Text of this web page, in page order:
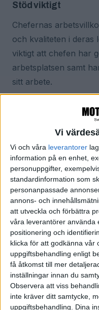
Vi
Vi och våra leverantorer
information på en enhet,
personuppgifter,
standardinformation som
personanpassade
annons- och
att utveckla och förbättra
våra leverantörer använda
positionering och
klicka för att godkänna vår
uppgiftsbehandling enligt
få åtkomst till mer
inställningar innan du
Observera att viss
inte kräver ditt samtycke,
uppgiftsbehandling. Dina
Stöd viktigt
Chefernas
och kvaliteten i deras
viktigt att chefen har
arbetsplatsen samt
sitt arbete.
Daniel Lundqvist
ett sätt att hjälpa
och personliga
kan då behövas en
stödperson. Den
chefen legitimitet i sin
verksamheten. Det
som ett personligt
psykiskt.
- Att söka och få stöd
alla chefer behöver.
nätverk är exempel
som kan påverka
säger Daniel